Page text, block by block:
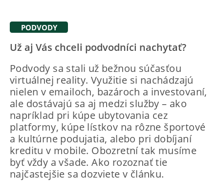
PODVODY
Už aj Vás chceli podvodníci nachytať?
Podvody sa stali už bežnou súčasťou
virtuálnej reality. Využitie si nachádzajú
nielen v emailoch, bazároch a investovaní,
ale dostávajú sa aj medzi služby – ako
napríklad pri kúpe ubytovania cez
platformy, kúpe lístkov na rôzne športové
a kultúrne podujatia, alebo pri dobíjaní
kreditu v mobile. Obozretní tak musíme
byť vždy a všade. Ako rozoznať tie
najčastejšie sa dozviete v článku.